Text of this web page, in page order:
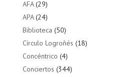
AFA(29)
APA(24)
Biblioteca (50)
Círculo Logroñés (18)
Concéntrico (4)
Conciertos (344)